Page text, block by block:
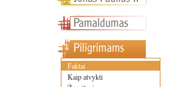
Faktai
Kaip atvykti